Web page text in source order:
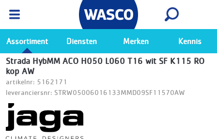
Ga naar de Wasco app
Bekijk
Assortiment Diensten Merken Kennis
Strada HybMM ACO H050 L060 T16 wit SF K115 RO
kop AW
artikelnr: 5162171
leveranciersnr: STRW05006016133MMD09SF11570AW